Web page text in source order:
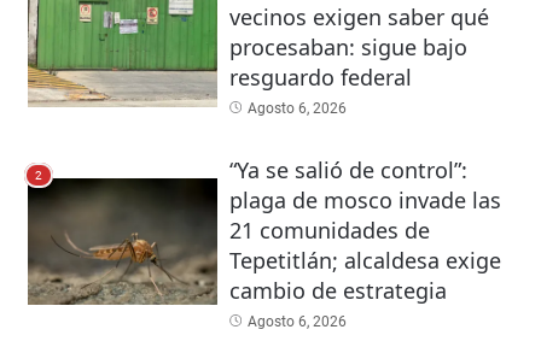
vecinos exigen saber qué
procesaban: sigue bajo
resguardo federal
Agosto 6, 2026
2
“Ya se salió de control”:
plaga de mosco invade las
21 comunidades de
Tepetitlán; alcaldesa exige
cambio de estrategia
Agosto 6, 2026